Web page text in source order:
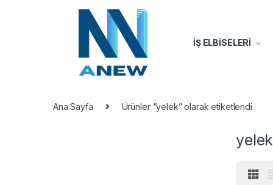
İŞ ELBİSELERİ
Ana Sayfa Ürünler “yelek” olarak etiketlendi
yelek